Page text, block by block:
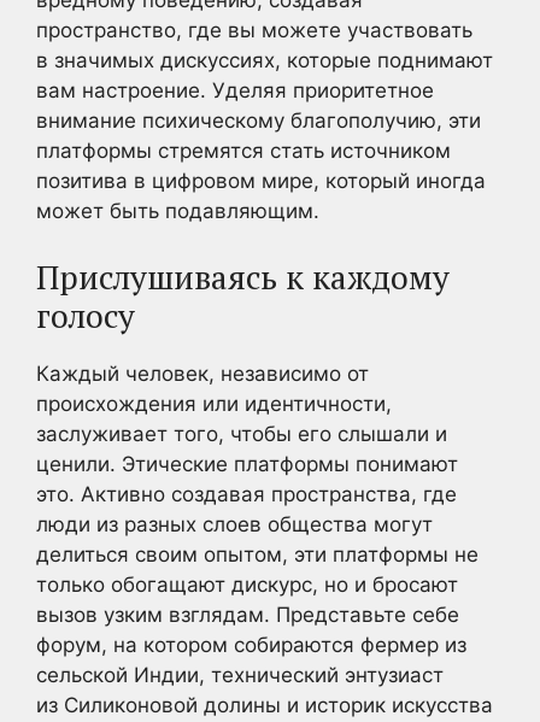
пространство, где вы можете участвовать
в значимых дискуссиях, которые поднимают
вам настроение. Уделяя приоритетное
внимание психическому благополучию, эти
платформы стремятся стать источником
позитива в цифровом мире, который иногда
может быть подавляющим.
Прислушиваясь к каждому
голосу
Каждый человек, независимо от
происхождения или идентичности,
заслуживает того, чтобы его слышали и
ценили. Этические платформы понимают
это. Активно создавая пространства, где
люди из разных слоев общества могут
делиться своим опытом, эти платформы не
только обогащают дискурс, но и бросают
вызов узким взглядам. Представьте себе
форум, на котором собираются фермер из
сельской Индии, технический энтузиаст
из Силиконовой долины и историк искусства